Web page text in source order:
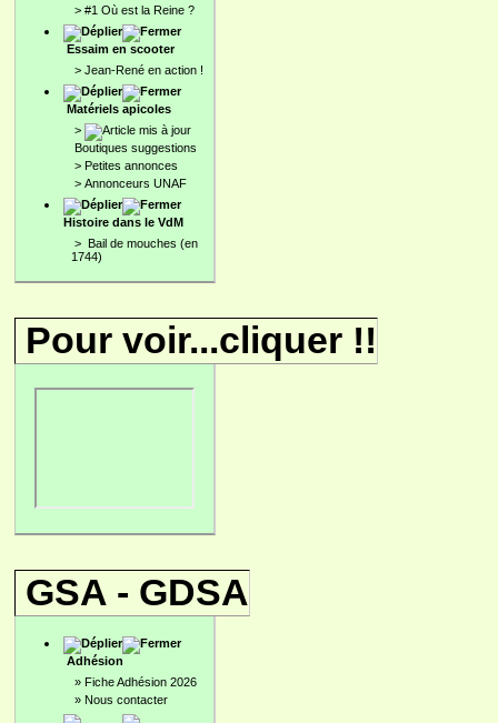
> #1 Où est la Reine ?
Essaim en scooter
> Jean-René en action !
Matériels apicoles
>
Boutiques suggestions
> Petites annonces
> Annonceurs UNAF
Histoire dans le VdM
> Bail de mouches (en
1744)
Pour voir...cliquer !!
GSA - GDSA
Adhésion
» Fiche Adhésion 2026
» Nous contacter